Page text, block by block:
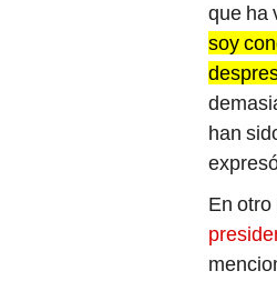
que ha
soy
han
En